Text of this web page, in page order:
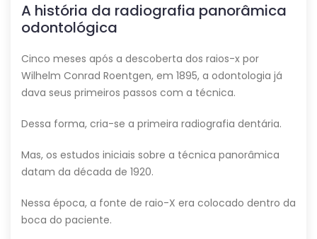
A história da radiografia panorâmica
odontológica
Cinco meses após a descoberta dos raios-x por
Wilhelm Conrad Roentgen, em 1895, a odontologia já
dava seus primeiros passos com a técnica.
Dessa forma, cria-se a primeira radiografia dentária.
Mas, os estudos iniciais sobre a técnica panorâmica
datam da década de 1920.
Nessa época, a fonte de raio-X era colocado dentro da
boca do paciente.